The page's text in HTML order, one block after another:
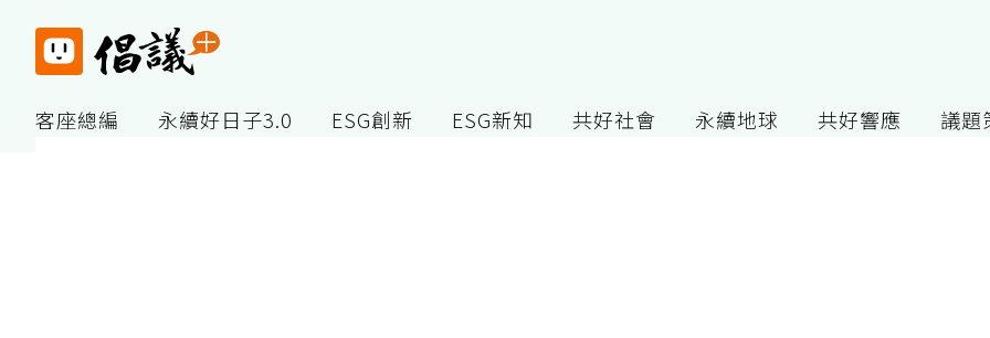
客座總編 永續好日子3.0 ESG創新 ESG新知 共好社會 永續地球 共好響應 議題